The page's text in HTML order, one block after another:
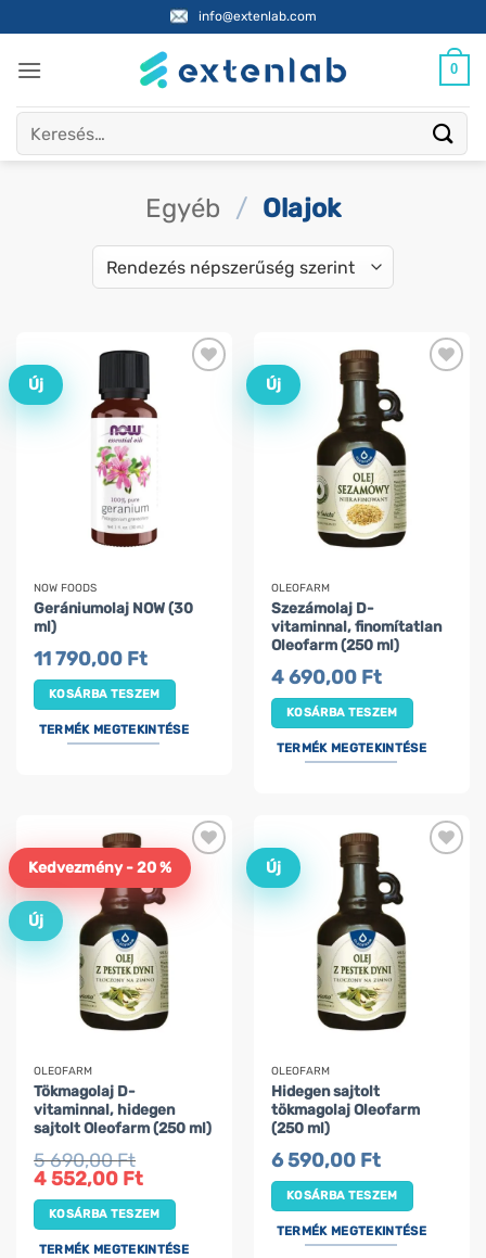
to
content
info@extenlab.com
0
a
Egyéb / Olajok
Új
NOW FOODS
Gerániumolaj NOW (30
ml)
11 790,00 Ft
KOSÁRBA TESZEM
TERMÉK MEGTEKINTÉSE
Új
OLEOFARM
Szezámolaj D-
vitaminnal, finomítatlan
Oleofarm (250 ml)
4 690,00 Ft
KOSÁRBA TESZEM
TERMÉK MEGTEKINTÉSE
Kedvezmény - 20 %
Új
OLEOFARM
Tökmagolaj D-
vitaminnal, hidegen
sajtolt Oleofarm (250 ml)
5 690,00Ft
Original
price
was:
690,00 Ft.
4 552,00 FtCurrent
price
is:
4
552,00 Ft.
KOSÁRBA TESZEM
TERMÉK MEGTEKINTÉSE
Új
OLEOFARM
Hidegen sajtolt
tökmagolaj Oleofarm
(250 ml)
6 590,00 Ft
KOSÁRBA TESZEM
TERMÉK MEGTEKINTÉSE